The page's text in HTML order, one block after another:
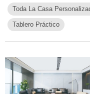
decorar un estilo simple y
puntuar y hermoso
Toda La Casa
Tablero Práctico